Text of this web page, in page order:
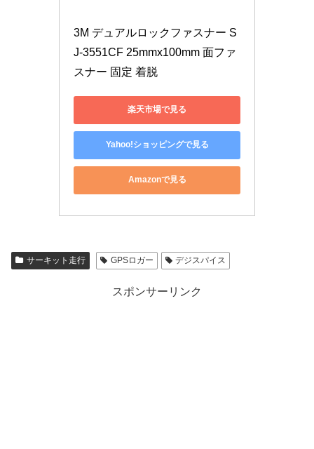
3M デュアルロックファスナー S
J-3551CF 25mmx100mm 面ファ
スナー 固定 着脱
楽天市場で見る
Yahoo!ショッピングで見る
Amazonで見る
サーキット走行 GPSロガー デジスパイス
スポンサーリンク